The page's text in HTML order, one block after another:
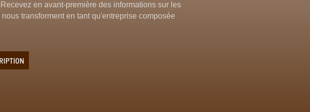
en avant-première des informations sur les
transforment en tant qu'entreprise composée